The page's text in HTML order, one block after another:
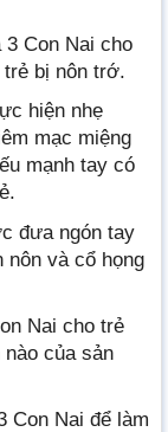
Con Nai cho
bị nôn trớ.
hiện nhẹ
mạc miệng
mạnh tay có
đưa ngón tay
nôn và cổ họng
Nai cho trẻ
của sản
Con Nai để làm